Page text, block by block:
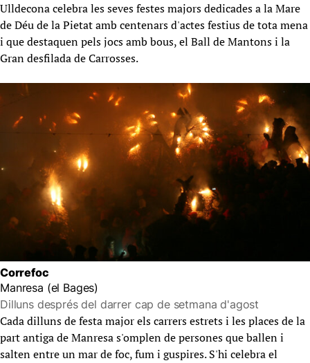
Ulldecona celebra les seves festes majors dedicades a la Mare
de Déu de la Pietat amb centenars d'actes festius de tota mena
i que destaquen pels jocs amb bous, el Ball de Mantons i la
Gran desfilada de Carrosses.
Correfoc
Manresa (el Bages)
Dilluns després del darrer cap de setmana d'agost
Cada dilluns de festa major els carrers estrets i les places de la
part antiga de Manresa s'omplen de persones que ballen i
salten entre un mar de foc, fum i guspires. S'hi celebra el